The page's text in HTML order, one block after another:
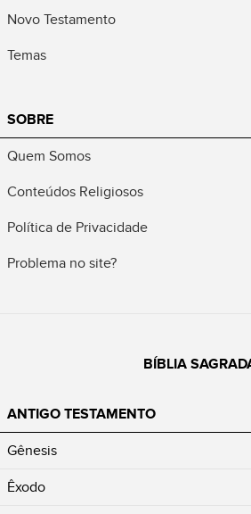
Novo Testamento
Temas
SOBRE
Quem Somos
Conteúdos Religiosos
Política de Privacidade
Problema no site?
BÍBLIA
ANTIGO TESTAMENTO
Gênesis
Êxodo